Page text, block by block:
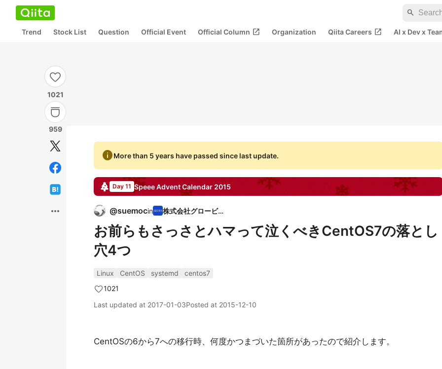
search
Trend Stock List Question Official Event Official Column open_in_new Organization Qiita Careers open_in_new AI x Dev x
1021
959
more_horiz
infoMore than 5 years have passed since last update.
Day 11 SpeeeAdvent Calendar 2015
@suemocin 株式会社グロービス
お前らもさっさとハマって泣くべきCentOS7の落とし
穴4つ
Linux CentOS systemd
centos7
1021
Last updated at 2017-01-03Posted at 2015-12-10
CentOSの6から7への移行時、何度かつまづいた箇所があったので紹介します。